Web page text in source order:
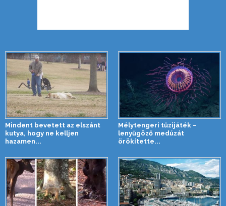
Mindent bevetett az elszánt
kutya, hogy ne kelljen
hazamen...
Mélytengeri tűzijáték –
lenyűgöző medúzát
örökítette...